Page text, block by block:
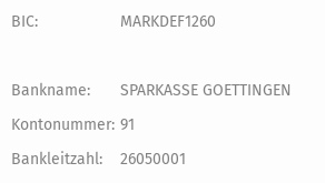
BIC:
MARKDEF1260
Bankname:
SPARKASSE GOETTINGEN
Kontonummer: 91
Bankleitzahl:
26050001